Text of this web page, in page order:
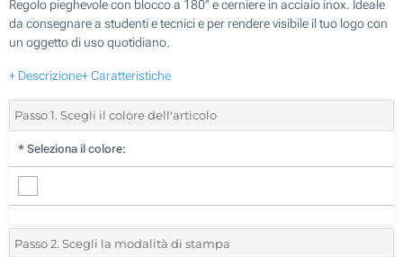
Regolo pieghevole con blocco a 180° e cerniere in acciaio inox. Ideale
da consegnare a studenti e tecnici e per rendere visibile il tuo logo con
un oggetto di uso quotidiano.
+ Descrizione+ Caratteristiche
Passo 1. Scegli il colore dell'articolo
* Seleziona il colore:
Passo 2. Scegli la modalità di stampa